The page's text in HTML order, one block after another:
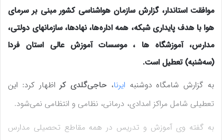
موافقت استاندار، گزارش سازمان هواشناسی کشور مبنی بر سرمای
هوا با هدف پایداری شبکه، همه اداره‌ها، نهادها، سازمانهای دولتی،
مدارس، آموزشگاه ها ، موسسات آموزش عالی استان فردا
(سه‌شنبه) تعطیل است.
به گزارش شامگاه دوشنبه ایرنا، حاجی‌گلدی کراظهار کرد: این
تعطیلی شامل مراکز امدادی، درمانی، نظامی و انتظامی نمی‌شود.
به گفته وی آموزش و تدریس در همه مقاطع تحصیلی مدارس